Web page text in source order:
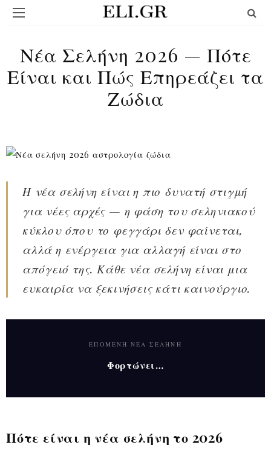
Νέα Σελήνη 2026 — Πότε
Είναι και Πώς Επηρεάζει τα
Ζώδια
Η νέα σελήνη είναι η πιο δυνατή στιγμή
για νέες αρχές — η φάση του σεληνιακού
κύκλου όπου το φεγγάρι δεν φαίνεται,
αλλά η ενέργεια για αλλαγή είναι στο
απόγειό της. Κάθε νέα σελήνη είναι μια
ευκαιρία να ξεκινήσεις κάτι καινούργιο.
ΕΠΌΜΕΝΗ ΝΈΑ ΣΕΛΉΝΗ
Φορτώνει…
Πότε είναι η νέα σελήνη το 2026